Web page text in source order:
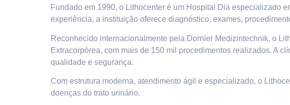
Fundado em 1990, o Lithocenter é um Hospital Dia especializado
experiência, a instituição oferece diagnóstico, exames,
Reconhecido internacionalmente pela Dornier Medizintechnik, o
Extracorpórea, com mais de 150 mil procedimentos realizados. A
qualidade e segurança.
Com estrutura moderna, atendimento ágil e especializado, o
doenças do trato urinário.